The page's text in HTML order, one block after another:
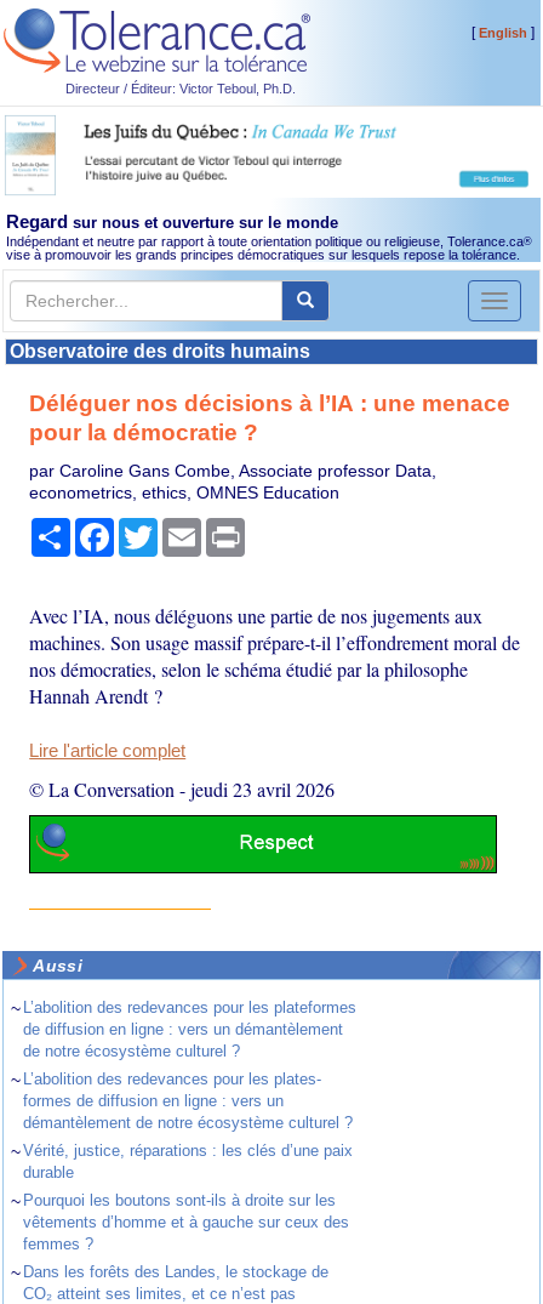
Directeur / Éditeur: Victor Teboul, Ph.D.
[English ]
Regard sur nous et ouverture sur le monde
Indépendant et neutre par rapport à toute orientation politique ou religieuse, Tolerance.ca®
vise à promouvoir les grands principes démocratiques sur lesquels repose la tolérance.
Toggle
Observatoire des droits humains
Déléguer nos décisions à l’IA : une menace
pour la démocratie ?
par Caroline Gans Combe, Associate professor Data,
econometrics, ethics, OMNES Education
PartagerFacebook
TwitterEmail
Avec l’IA, nous déléguons une partie de nos jugements aux
machines. Son usage massif prépare-t-il l’effondrement moral de
nos démocraties, selon le schéma étudié par la philosophe
Hannah Arendt ?
Lire l'article complet
© La Conversation -jeudi 23 avril 2026
Aussi
~ L’abolition des redevances pour les plateformes
de diffusion en ligne : vers un démantèlement
de notre écosystème culturel ?
~ L’abolition des redevances pour les plates-
formes de diffusion en ligne : vers un
démantèlement de notre écosystème culturel ?
~Vérité, justice, réparations : les clés d’une paix
durable
~ Pourquoi les boutons sont-ils à droite sur les
vêtements d’homme et à gauche sur ceux des
femmes ?
~ Dans les forêts des Landes, le stockage de
CO₂ atteint ses limites, et ce n’est pas